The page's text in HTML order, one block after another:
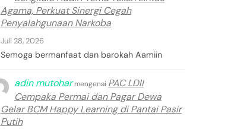
Agama, Perkuat Sinergi Cegah
Penyalahgunaan Narkoba
Juli 28, 2026
Semoga bermanfaat dan barokah Aamiin
adin mutoharmengenai PAC LDII
Cempaka Permai dan Pagar Dewa
Gelar BCM Happy Learning di Pantai Pasir
Putih